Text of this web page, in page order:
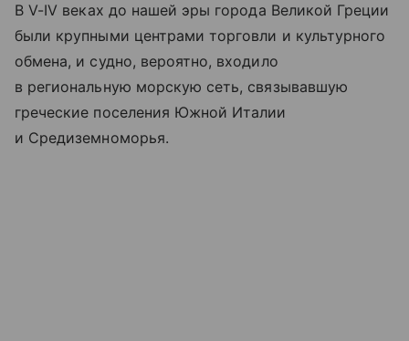
ВV-IV веках до нашей эры города Великой Греции
были крупными центрами торговли и культурного
обмена, и судно, вероятно, входило
в региональную морскую сеть, связывавшую
греческие поселения Южной Италии
и Средиземноморья.